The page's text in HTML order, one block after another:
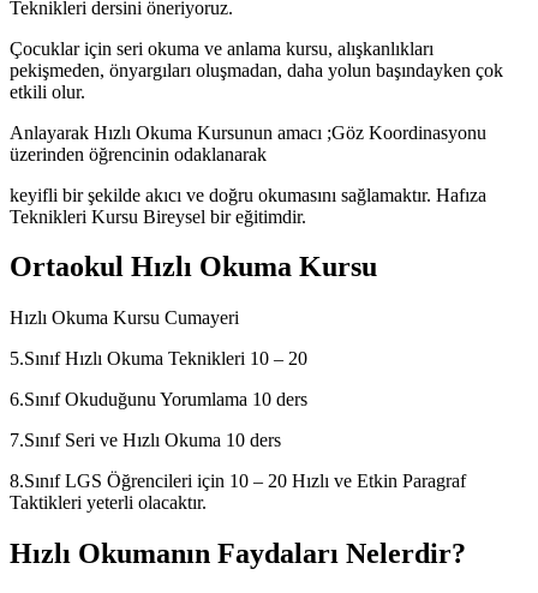
Teknikleri dersini öneriyoruz.
Çocuklar için seri okuma ve anlama kursu, alışkanlıkları
pekişmeden, önyargıları oluşmadan, daha yolun başındayken çok
etkili olur.
Anlayarak Hızlı Okuma Kursunun amacı ;Göz Koordinasyonu
üzerinden öğrencinin odaklanarak
keyifli bir şekilde akıcı ve doğru okumasını sağlamaktır. Hafıza
Teknikleri Kursu Bireysel bir eğitimdir.
Ortaokul Hızlı Okuma Kursu
Hızlı Okuma Kursu Cumayeri
5.Sınıf Hızlı Okuma Teknikleri 10 – 20
6.Sınıf Okuduğunu Yorumlama 10 ders
7.Sınıf Seri ve Hızlı Okuma 10 ders
8.Sınıf LGS Öğrencileri için 10 – 20 Hızlı ve Etkin Paragraf
Taktikleri yeterli olacaktır.
Hızlı Okumanın Faydaları Nelerdir?